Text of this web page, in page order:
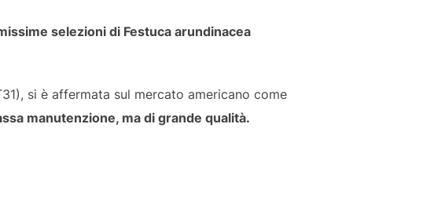
selezioni di Festuca arundinacea
si è affermata sul mercato americano come
manutenzione, ma di grande qualità.